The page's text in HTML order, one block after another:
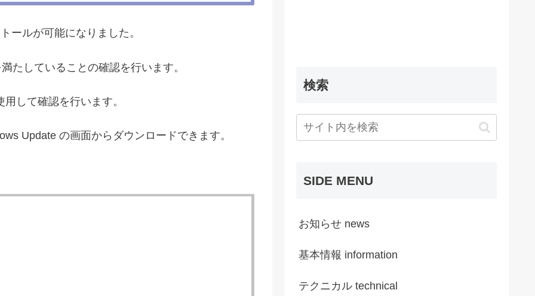
ールが可能になりました。
たしていることの確認を行います。
用して確認を行います。
Update の画面からダウンロードできます。
検索
SIDE MENU
お知らせ news
基本情報 information
テクニカル technical